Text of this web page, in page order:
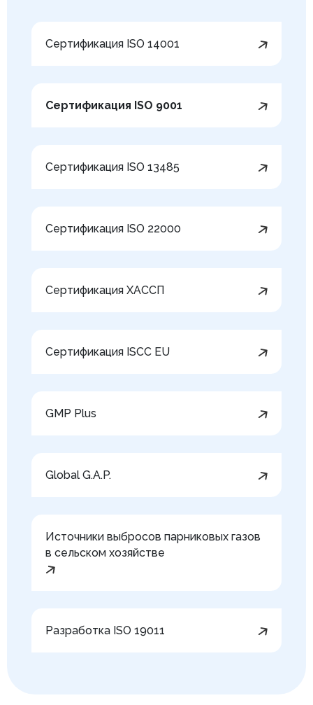
Сертификация ISO 14001
Сертификация ISO 9001
Сертификация ISO 13485
Сертификация ISO 22000
Сертификация ХАССП
Сертификация ISCC EU
GMP Plus
Global G.A.P.
Источники выбросов парниковых газов
в сельском хозяйстве
Разработка ISO 19011